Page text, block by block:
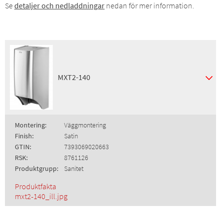
Se detaljer och nedladdningar nedan för mer information.
MXT2-140
Montering:
Väggmontering
Finish:
Satin
GTIN:
7393069020663
RSK:
8761126
Produktgrupp:
Sanitet
Produktfakta
mxt2-140_ill.jpg